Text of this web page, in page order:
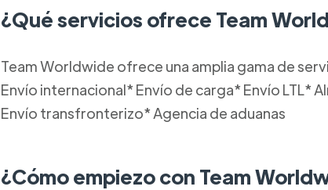
¿Qué servicios ofrece Team
Team Worldwide ofrece una amplia gama de
Envío internacional* Envío de carga* Envío LTL*
Envío transfronterizo* Agencia de aduanas
¿Cómo empiezo con Team